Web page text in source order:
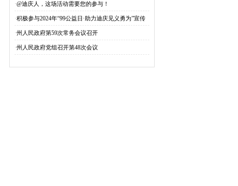
·@迪庆人，这场活动需要您的参与！
·积极参与2024年“99公益日·助力迪庆见义勇为”宣传
募捐活动倡议书
·州人民政府第59次常务会议召开
·州人民政府党组召开第48次会议